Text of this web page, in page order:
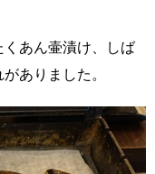
あん壷漬け、しば
ありました。